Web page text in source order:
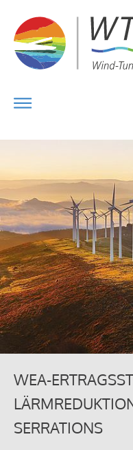
WEA-
SERRATIONS